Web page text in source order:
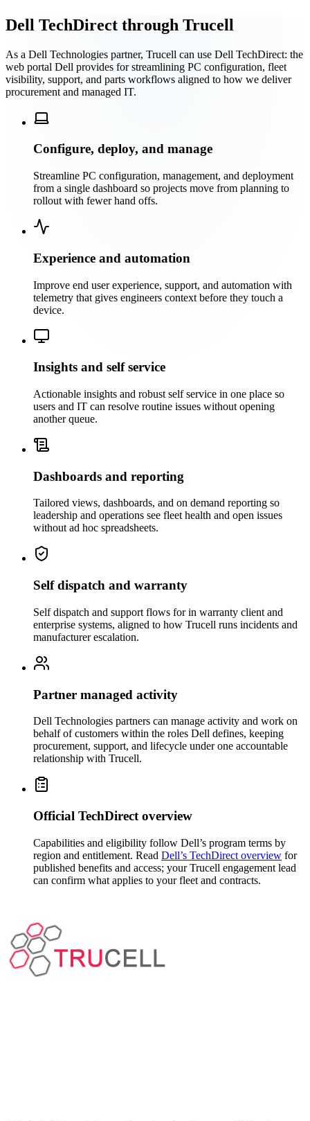
Dell TechDirect through Trucell
As a Dell Technologies partner, Trucell can use Dell TechDirect: the
web portal Dell provides for streamlining PC configuration, fleet
visibility, support, and parts workflows aligned to how we deliver
procurement and managed IT.
Configure, deploy, and manage
Streamline PC configuration, management, and deployment
from a single dashboard so projects move from planning to
rollout with fewer hand offs.
Experience and automation
Improve end user experience, support, and automation with
telemetry that gives engineers context before they touch a
device.
Insights and self service
Actionable insights and robust self service in one place so
users and IT can resolve routine issues without opening
another queue.
Dashboards and reporting
Tailored views, dashboards, and on demand reporting so
leadership and operations see fleet health and open issues
without ad hoc spreadsheets.
Self dispatch and warranty
Self dispatch and support flows for in warranty client and
enterprise systems, aligned to how Trucell runs incidents and
manufacturer escalation.
Partner managed activity
Dell Technologies partners can manage activity and work on
behalf of customers within the roles Dell defines, keeping
procurement, support, and lifecycle under one accountable
relationship with Trucell.
Official TechDirect overview
Capabilities and eligibility follow Dell’s program terms by
region and entitlement. Read Dell’s TechDirect overview for
published benefits and access; your Trucell engagement lead
can confirm what applies to your fleet and contracts.